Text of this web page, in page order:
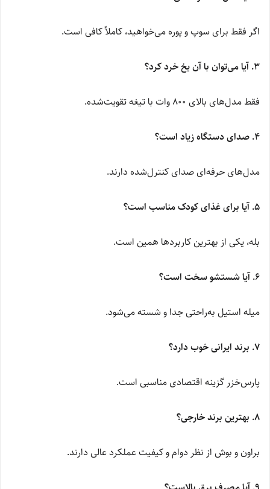
اگر فقط برای سوپ و پوره می‌خواهید، کاملاً کافی است.
۳. آیا می‌توان با آن یخ خرد کرد؟
فقط مدل‌های بالای 800 وات با تیغه تقویت‌شده.
۴. صدای دستگاه زیاد است؟
مدل‌های حرفه‌ای صدای کنترل‌شده دارند.
۵. آیا برای غذای کودک مناسب است؟
بله، یکی از بهترین کاربردها همین است.
۶. آیا شستشو سخت است؟
میله استیل به‌راحتی جدا و شسته می‌شود.
۷. برند ایرانی خوب دارد؟
پارس‌خزر گزینه اقتصادی مناسبی است.
۸. بهترین برند خارجی؟
براون و بوش از نظر دوام و کیفیت عملکرد عالی دارند.